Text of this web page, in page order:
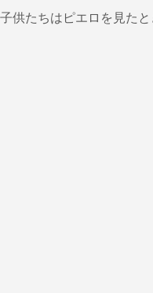
子供たちはピエロを見たと